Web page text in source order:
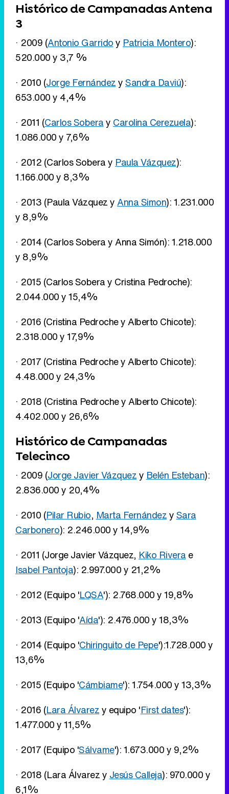
Histórico de Campanadas Antena
3
· 2009 (Antonio Garridoy Patricia Montero):
520.000 y 3,7 %
· 2010 (Jorge FernándezySandra Daviú):
653.000 y 4,4%
· 2011 (Carlos Soberay Carolina Cerezuela):
1.086.000 y 7,6%
· 2012 (Carlos Sobera y Paula Vázquez):
1.166.000 y 8,3%
· 2013 (Paula Vázquez yAnna Simon): 1.231.000
y 8,9%
· 2014 (Carlos Sobera y Anna Simón): 1.218.000
y 8,9%
· 2015 (Carlos Sobera y Cristina Pedroche):
2.044.000 y 15,4%
· 2016 (Cristina Pedroche y Alberto Chicote):
2.318.000 y 17,9%
· 2017 (Cristina Pedroche y Alberto Chicote):
4.48.000 y 24,3%
· 2018 (Cristina Pedroche y Alberto Chicote):
4.402.000 y 26,6%
Histórico de Campanadas
Telecinco
· 2009 (Jorge Javier Vázquezy Belén Esteban):
2.836.000 y 20,4%
· 2010 (Pilar Rubio, Marta FernándezySara
Carbonero): 2.246.000 y 14,9%
· 2011 (Jorge Javier Vázquez, Kiko Rivera e
Isabel Pantoja): 2.997.000 y 21,2%
· 2012 (Equipo 'LQSA'): 2.768.000 y 19,8%
· 2013 (Equipo 'Aída'): 2.476.000 y 18,3%
· 2014 (Equipo 'Chiringuito de Pepe'):1.728.000 y
13,6%
· 2015 (Equipo 'Cámbiame'): 1.754.000 y 13,3%
· 2016 (Lara Álvarezy equipo 'First dates'):
1.477.000 y 11,5%
· 2017 (Equipo 'Sálvame'): 1.673.000 y 9,2%
· 2018 (Lara Álvarez y Jesús Calleja): 970.000 y
6,1%